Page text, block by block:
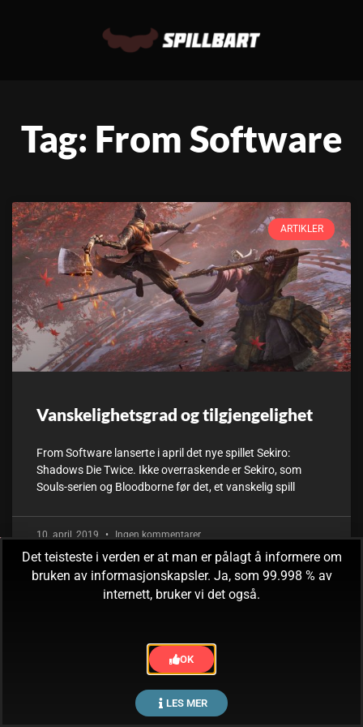
Tag: From Software
ARTIKLER
Vanskelighetsgrad og tilgjengelighet
From Software lanserte i april det nye spillet Sekiro:
Shadows Die Twice. Ikke overraskende er Sekiro, som
Souls-serien og Bloodborne før det, et vanskelig spill
10. april, 2019 Ingen kommentarer
Det teisteste i verden er at man er pålagt å informere om
bruken av informasjonskapsler. Ja, som 99.998 % av
internett, bruker vi det også.
OK
LES MER